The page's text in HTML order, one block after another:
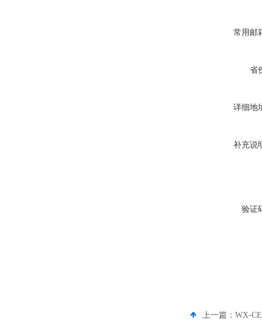
常用邮
省
详细地
补充说
验证
上一篇： WX-